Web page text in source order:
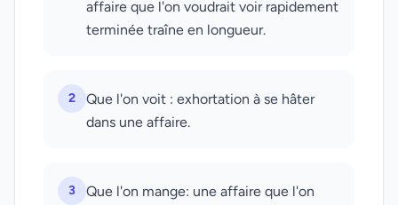
affaire que l'on voudrait voir rapidement
terminée traîne en longueur.
2
Que l'on voit : exhortation à se hâter
dans une affaire.
3
Que l'on mange: une affaire que l'on